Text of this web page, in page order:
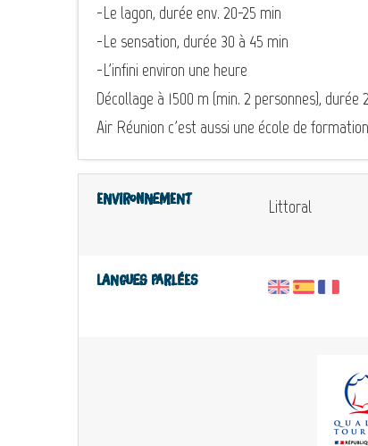
-Le lagon, durée env. 20-25 min
-Le sensation, durée 30 à 45 min
-L'infini environ une heure
Décollage à 1500 m (min. 2 personnes), durée
Air Réunion c'est aussi une école de
Environnement Littoral
Langues parlées